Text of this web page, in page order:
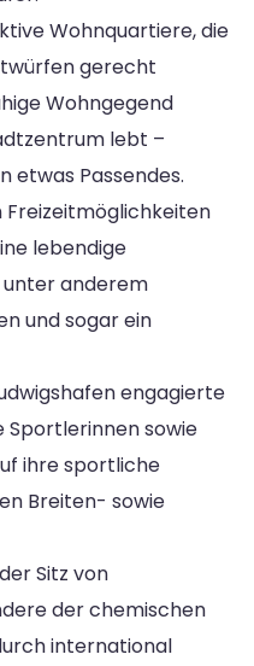
Wohnquartiere, die
gerecht
Wohngegend
lebt –
etwas Passendes.
Freizeitmöglichkeiten
lebendige
unter anderem
und sogar ein
engagierte
sowie
ihre sportliche
Breiten- sowie
Sitz von
der chemischen
international